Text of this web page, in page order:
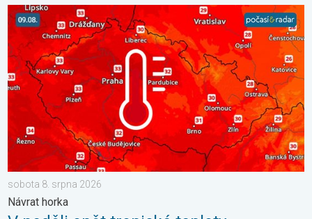
V neděli opět tropické teploty. Návrat horka. . . sobota 8.
sobota 8. srpna 2026
Návrat horka